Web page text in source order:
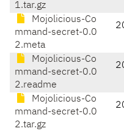
1.tar.gz
Mojolicious-Co
mmand-secret-0.0
2.meta
Mojolicious-Co
mmand-secret-0.0
2.readme
Mojolicious-Co
mmand-secret-0.0
2.tar.gz